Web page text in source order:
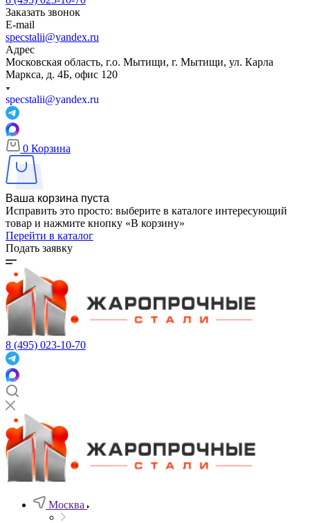
Заказать звонок
E-mail
specstalii@yandex.ru
Адрес
Московская область, г.о. Мытищи, г. Мытищи, ул. Карла
Маркса, д. 4Б, офис 120
specstalii@yandex.ru
0 Корзина
Ваша корзина пуста
Исправить это просто: выберите в каталоге интересующий
товар и нажмите кнопку «В корзину»
Перейти в каталог
Подать заявку
8 (495) 023-10-70
Москва